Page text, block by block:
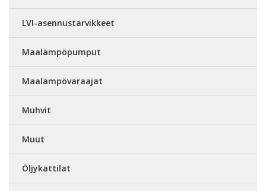
LVI-asennustarvikkeet
Maalämpöpumput
Maalämpövaraajat
Muhvit
Muut
Öljykattilat